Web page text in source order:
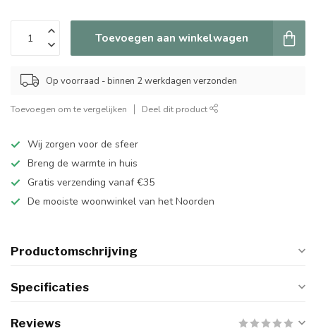
Toevoegen aan winkelwagen
Op voorraad - binnen 2 werkdagen verzonden
Toevoegen om te vergelijken Deel dit product
Wij zorgen voor de sfeer
Breng de warmte in huis
Gratis verzending vanaf €35
De mooiste woonwinkel van het Noorden
Productomschrijving
Specificaties
Reviews